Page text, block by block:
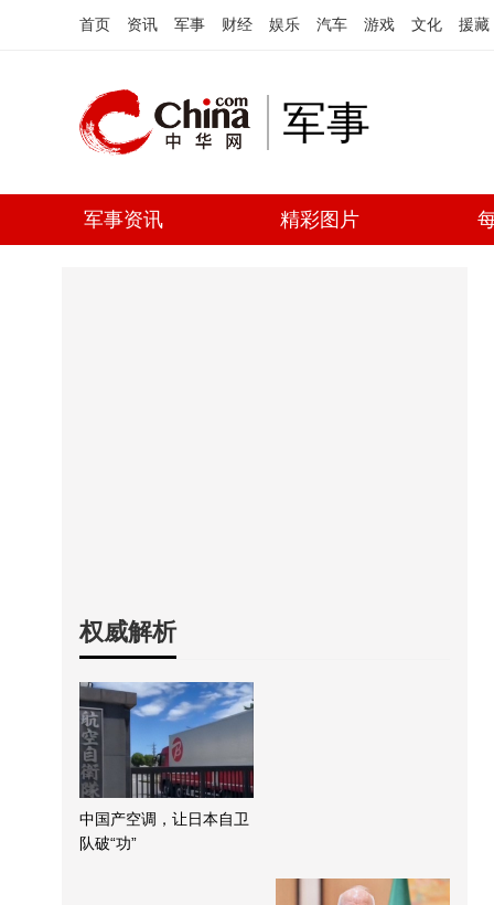
首页 资讯 军事 财经 娱乐 汽车 游戏 文化 援藏
军事
军事资讯 精彩图片
权威解析
中国产空调，让日本自卫
队破“功”